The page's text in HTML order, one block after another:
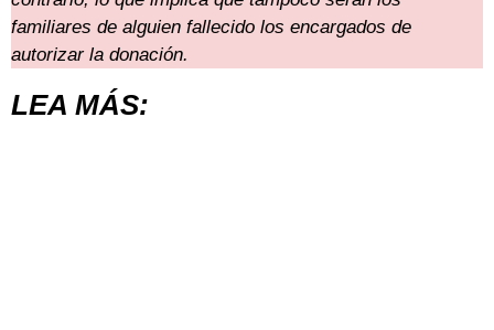
familiares de alguien fallecido los encargados de
autorizar la donación.
LEA MÁS: